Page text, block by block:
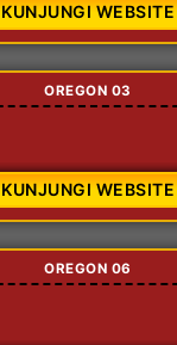
KUNJUNGI WEBSITE
OREGON 03
KUNJUNGI WEBSITE
OREGON 06